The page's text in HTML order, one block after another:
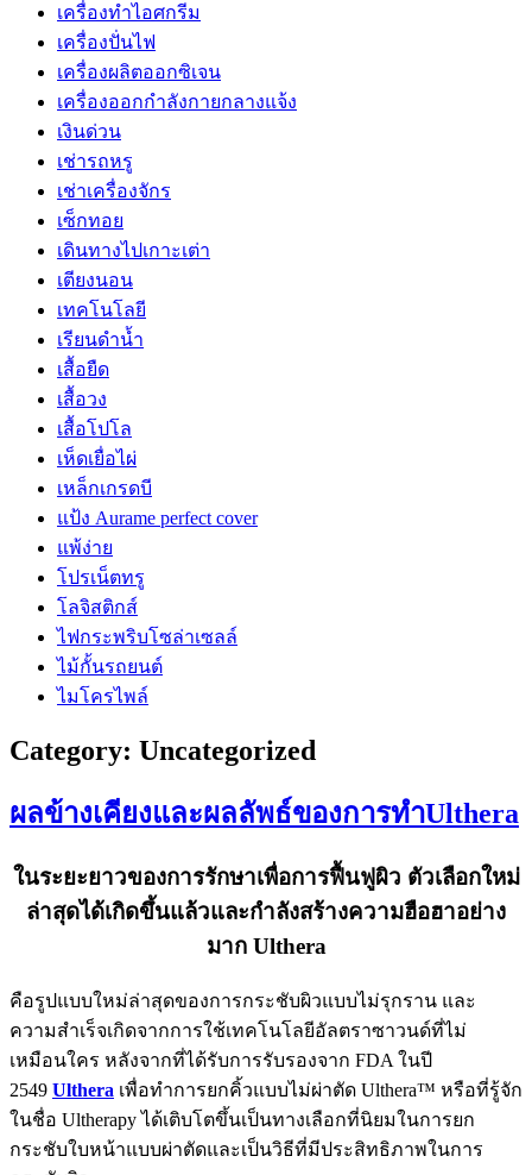
เครื่องทำไอศกรีม
เครื่องปั่นไฟ
เครื่องผลิตออกซิเจน
เครื่องออกกำลังกายกลางแจ้ง
เงินด่วน
เช่ารถหรู
เช่าเครื่องจักร
เซ็กทอย
เดินทางไปเกาะเต่า
เตียงนอน
เทคโนโลยี
เรียนดำน้ำ
เสื้อยืด
เสื้อวง
เสื้อโปโล
เห็ดเยื่อไผ่
เหล็กเกรดบี
แป้ง Aurame perfect cover
แพ้ง่าย
โปรเน็ตทรู
โลจิสติกส์
ไฟกระพริบโซล่าเซลล์
ไม้กั้นรถยนต์
ไมโครไพล์
Category: Uncategorized
ผลข้างเคียงและผลลัพธ์ของการทำUlthera
ในระยะยาวของการรักษาเพื่อการฟื้นฟูผิว ตัวเลือกใหม่
ล่าสุดได้เกิดขึ้นแล้วและกำลังสร้างความฮือฮาอย่าง
มาก Ulthera
คือรูปแบบใหม่ล่าสุดของการกระชับผิวแบบไม่รุกราน และ
ความสำเร็จเกิดจากการใช้เทคโนโลยีอัลตราซาวนด์ที่ไม่
เหมือนใคร หลังจากที่ได้รับการรับรองจาก FDA ในปี
2549 Ulthera เพื่อทำการยกคิ้วแบบไม่ผ่าตัด Ulthera™ หรือที่รู้จัก
ในชื่อ Ultherapy ได้เติบโตขึ้นเป็นทางเลือกที่นิยมในการยก
กระชับใบหน้าแบบผ่าตัดและเป็นวิธีที่มีประสิทธิภาพในการ